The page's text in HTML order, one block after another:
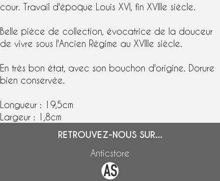
cour. Travail d'époque Louis XVI , fin XVIIIe siècle
Belle pièce de collection, évocatrice de la douceur
de vivre sous l'Ancien Régime au XVIIIe siècle.
En très bon état, avec son bouchon d'origine. Dorure
bien conservée.
Longueur : 19,5cm
Largeur : 1,8cm
RETROUVEZ-NOUS SUR...
Anticstore